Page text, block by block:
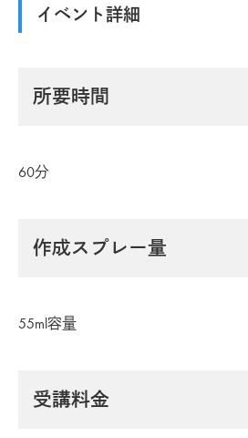
イベント詳細
所要時間
60分
作成スプレー量
55ml容量
受講料金